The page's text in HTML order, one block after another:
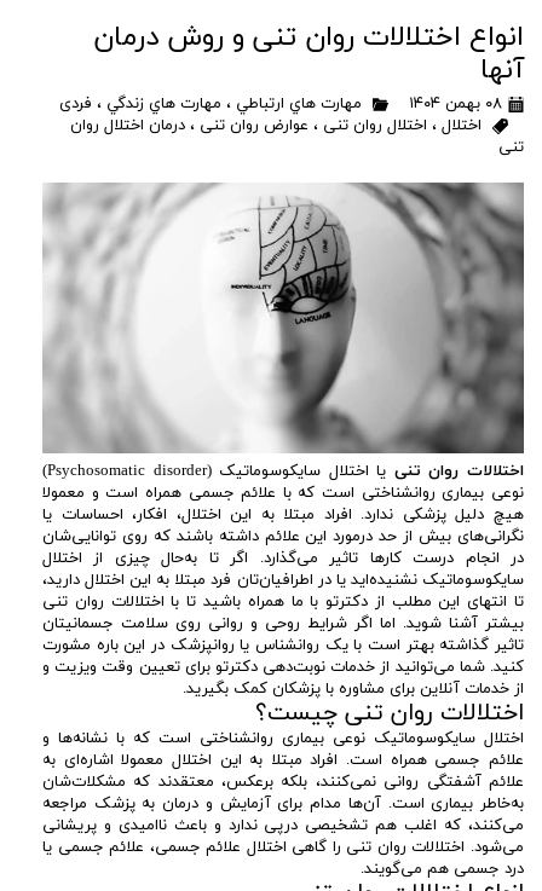
انواع اختلالات روان تنی و روش درمان
آنها
۰۸ بهمن ۱۴۰۴ مهارت هاي ارتباطي ، مهارت هاي زندگي ، فردی
اختلال ، اختلال روان تنی ، عوارض روان تنی ، درمان اختلال روان
تنی
اختلالات روان تنی
یا اختلال سایکوسوماتیک (Psychosomatic disorder)
نوعی بیماری روانشناختی است که با علائم جسمی همراه است و معمولا
هیچ دلیل پزشکی ندارد. افراد مبتلا به این اختلال، افکار، احساسات یا
نگرانی‌های بیش از حد درمورد این علائم داشته باشند که روی توانایی‌شان
در انجام درست کارها تاثیر می‌گذارد. اگر تا به‌حال چیزی از اختلال
سایکوسوماتیک نشنیده‌اید یا در اطرافیان‌تان فرد مبتلا به این اختلال دارید،
تا انتهای این مطلب از دکترتو با ما همراه باشید تا با اختلالات روان تنی
بیشتر آشنا شوید. اما اگر شرایط روحی و روانی روی سلامت جسمانیتان
تاثیر گذاشته بهتر است با یک روانشناس یا روانپزشک در این باره مشورت
کنید. شما می‌توانید از خدمات نوبت‌دهی دکترتو برای تعیین وقت ویزیت و
از خدمات آنلاین برای مشاوره با پزشکان کمک بگیرید.
اختلالات روان تنی چیست؟
اختلال سایکوسوماتیک نوعی بیماری روانشناختی است که با نشانه‌ها و
علائم جسمی همراه است. افراد مبتلا به این اختلال معمولا اشاره‌ای به
علائم آشفتگی روانی نمی‌کنند، بلکه برعکس، معتقدند که مشکلات‌شان
به‌خاطر بیماری است. آن‌ها مدام برای آزمایش و درمان به پزشک مراجعه
می‌کنند، که اغلب هم تشخیصی درپی ندارد و باعث ناامیدی و پریشانی
می‌شود. اختلالات روان تنی را گاهی اختلال علائم جسمی، علائم جسمی یا
درد جسمی هم می‌گویند.